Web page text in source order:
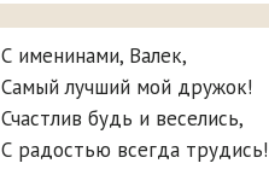
С именинами, Валек,
Самый лучший мой дружок!
Счастлив будь и веселись,
С радостью всегда трудись!